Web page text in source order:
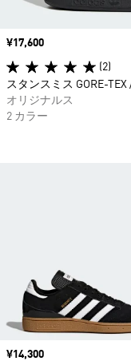
価格
¥14,300
価格
¥17,600
(2)
スタンスミス GORE-
オリジナルス
2 カラー